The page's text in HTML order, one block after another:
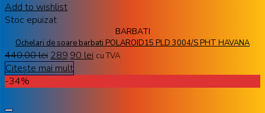
Add to wishlist
Stoc epuizat
BARBATI
Ochelari de soare barbati POLAROID15 PLD 3004/S PHT HAVANA
440,00lei 289,90 lei cu TVA
Citește mai mult
-34%